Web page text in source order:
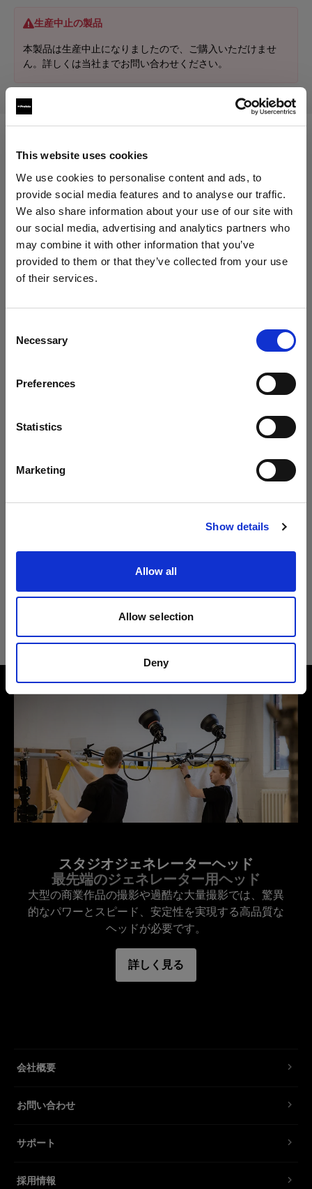
This website uses cookies
We use cookies to personalise content and ads, to
provide social media features and to analyse our traffic.
We also share information about your use of our site with
our social media, advertising and analytics partners who
may combine it with other information that you’ve
provided to them or that they’ve collected from your use
of their services.
Selection
Necessary
Preferences
Statistics
Marketing
Show details
Allow all
Allow selection
Deny
地域を変更しますか？
Cyprus
サイトにアクセス
生産中止の製品
本製品は生産中止になりましたので、ご購入いただけませ
ん。詳しくは当社までお問い合わせください。
次に対応：
Flashtubes
Proツイン用フラッシュチューブ
Packs
Pro-B4
Pro-10
Proツイン UV 500W (マグナムリフレ
クター付)
Pro-10およびPro-11のパフォーマンス
を増幅
Proツインは、プラグとフラッシュチューブをそ
れぞれ2つ備えた、汎用性に優れたシングルヘッ
ドです。両方のプラグを1つのジェネレーターに接
続すると、閃光時間が半分になり、各プラグを個
別のジェネレーターに接続すると、出力もリサイ
またはPro-11と併用すると、ジェネレーターの能
力を最大限に引き出すことができます。
Proツインは、Proヘッド プラスと同様、コンパク
トで耐久性に優れています。120種類を超えるプ
ることが可能です。また、プロフォトのズーム機
能に対応しています。ズーム機能とは、リフレク
ォーマンスのヘッド。
使用にも耐え、最大9,600Wsの出力を誇りま
スタジオジェネレーターヘッド
最先端のジェネレーター用ヘッド
大型の商業作品の撮影や過酷な大量撮影では、驚異
的なパワーとスピード、安定性を実現する高品質な
ヘッドが必要です。
詳しく見る
会社概要
お問い合わせ
サポート
採用情報